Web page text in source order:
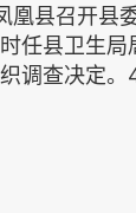
凰县召开县
任县卫生
调查决定